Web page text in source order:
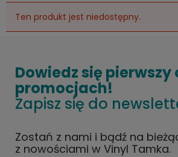
Ten produkt jest niedostępny.
Dowiedz się pierwszy
promocjach!
Zapisz się do
Zostań z nami i bądź na
z nowościami w Vinyl Tamka.